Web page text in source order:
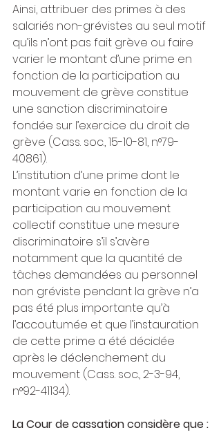
Ainsi, attribuer des primes à des
salariés non-grévistes au seul motif
qu’ils n’ont pas fait grève ou faire
varier le montant d’une prime en
fonction de la participation au
mouvement de grève constitue
une sanction discriminatoire
fondée sur l’exercice du droit de
grève (Cass. soc., 15-10-81, n°79-
40861).
L’institution d’une prime dont le
montant varie en fonction de la
participation au mouvement
collectif constitue une mesure
discriminatoire s’il s’avère
notamment que la quantité de
tâches demandées au personnel
non gréviste pendant la grève n’a
pas été plus importante qu’à
l’accoutumée et que l’instauration
de cette prime a été décidée
après le déclenchement du
mouvement (Cass. soc., 2-3-94,
n°92-41134).
La Cour de cassation considère que :